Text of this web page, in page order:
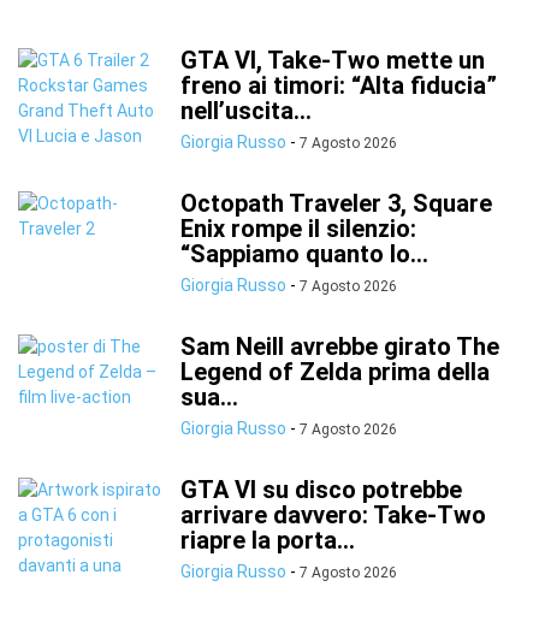
GTA VI, Take-Two mette un
freno ai timori: “Alta fiducia”
nell’uscita...
Giorgia Russo - 7 Agosto 2026
Octopath Traveler 3, Square
Enix rompe il silenzio:
“Sappiamo quanto lo...
Giorgia Russo - 7 Agosto 2026
Sam Neill avrebbe girato The
Legend of Zelda prima della
sua...
Giorgia Russo - 7 Agosto 2026
GTA VI su disco potrebbe
arrivare davvero: Take-Two
riapre la porta...
Giorgia Russo - 7 Agosto 2026